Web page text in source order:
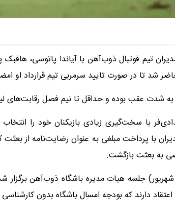
تیم فوتبال ذوب‌آهن با آیاندا پاتوسی،
شد تا در صورت تایید سرمربی تیم قرارداد او
شدت عقب بوده و حداقل تا نیم فصل رقابت‌های
با سخت‌گیری زیادی بازیکنان خود را
با پرداخت مبلغی به عنوان رضایت‌نامه از بعثت
به بعثت بازگشت.
شهریور) جلسه هیات مدیره باشگاه ذوب‌آهن
دارند که بودجه امسال باشگاه بدون